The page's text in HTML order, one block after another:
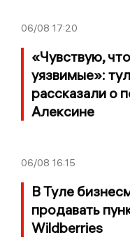
06/08 17:20
«Чувствую,
уязвимые»:
рассказали о
Алексине
06/08 16:15
В Туле
продавать
Wildberries